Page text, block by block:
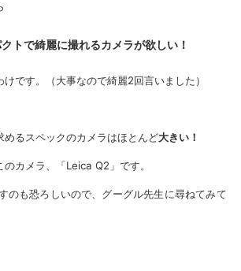
トで綺麗に撮れるカメラが欲しい！
です。（大事なので綺麗2回言いました）
めるスペックのカメラはほとんど大きい！
カメラ、「Leica Q2」です。
のも恐ろしいので、グーグル先生に尋ねてみて